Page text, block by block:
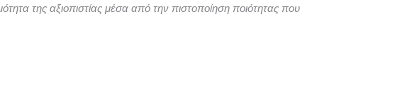
της αξιοπιστίας μέσα από την πιστοποίηση ποιότητας που